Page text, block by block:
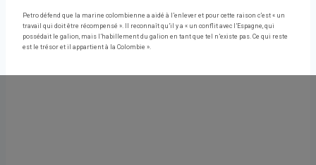
Petro défend que la marine colombienne a aidé à l’enlever et pour cette raison c’est « un
travail qui doit être récompensé ». Il reconnaît qu’il y a « un conflit avec l’Espagne, qui
possédait le galion, mais l’habillement du galion en tant que tel n’existe pas. Ce qui reste
est le trésor et il appartient à la Colombie ».